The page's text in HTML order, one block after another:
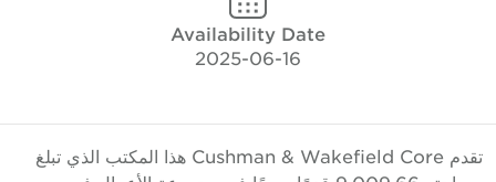
Availability Date
2025-06-16
تقدم Cushman & Wakefield Core هذا المكتب الذي تبلغ